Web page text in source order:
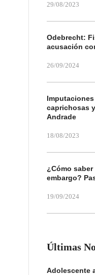
29/08/2023
Odebrecht:
acusación
26/09/2024
caprichosas
Andrade
18/08/2023
¿Cómo
embargo?
19/09/2024
Últimas
Adolescente